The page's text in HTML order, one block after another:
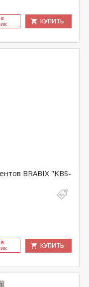
КУПИТЬ
BRABIX "KBS-
КУПИТЬ